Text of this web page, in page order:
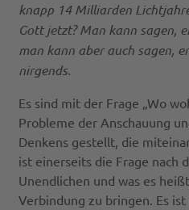
knapp 14 Milliarden
Gott jetzt? Man kann sagen,
man kann aber auch sagen,
nirgends.
Es sind mit der Frage „Wo
Probleme der Anschauung
Denkens gestellt, die
ist einerseits die Frage nach
Unendlichen und was es
Verbindung zu bringen. Es